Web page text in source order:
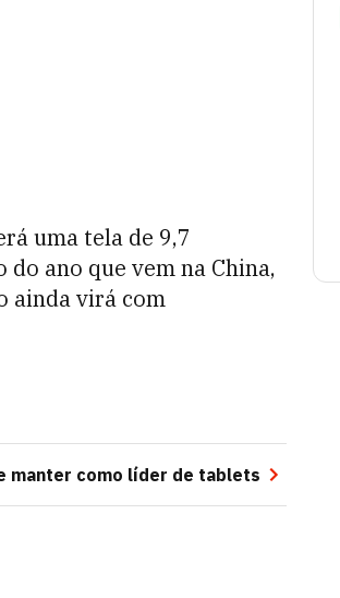
uma tela de 9,7
ano que vem na China,
ainda virá com
manter como líder de tablets